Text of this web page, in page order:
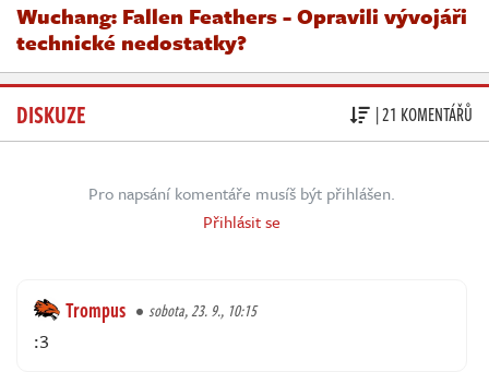
Wuchang: Fallen Feathers - Opravili vývojáři
technické nedostatky?
DISKUZE | 21 KOMENTÁŘŮ
Pro napsání komentáře musíš být přihlášen.
Přihlásit se
Trompus sobota, 23. 9., 10:15
:3